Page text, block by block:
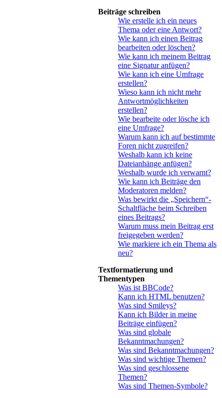
Beiträge schreiben
Wie erstelle ich ein neues
Thema oder eine Antwort?
Wie kann ich einen Beitrag
bearbeiten oder löschen?
Wie kann ich meinem Beitrag
eine Signatur anfügen?
Wie kann ich eine Umfrage
erstellen?
Wieso kann ich nicht mehr
Antwortmöglichkeiten
erstellen?
Wie bearbeite oder lösche ich
eine Umfrage?
Warum kann ich auf bestimmte
Foren nicht zugreifen?
Weshalb kann ich keine
Dateianhänge anfügen?
Weshalb wurde ich verwarnt?
Wie kann ich Beiträge den
Moderatoren melden?
Was bewirkt die „Speichern“-
Schaltfläche beim Schreiben
eines Beitrags?
Warum muss mein Beitrag erst
freigegeben werden?
Wie markiere ich ein Thema als
neu?
Textformatierung und
Thementypen
Was ist BBCode?
Kann ich HTML benutzen?
Was sind Smileys?
Kann ich Bilder in meine
Beiträge einfügen?
Was sind globale
Bekanntmachungen?
Was sind Bekanntmachungen?
Was sind wichtige Themen?
Was sind geschlossene
Themen?
Was sind Themen-Symbole?